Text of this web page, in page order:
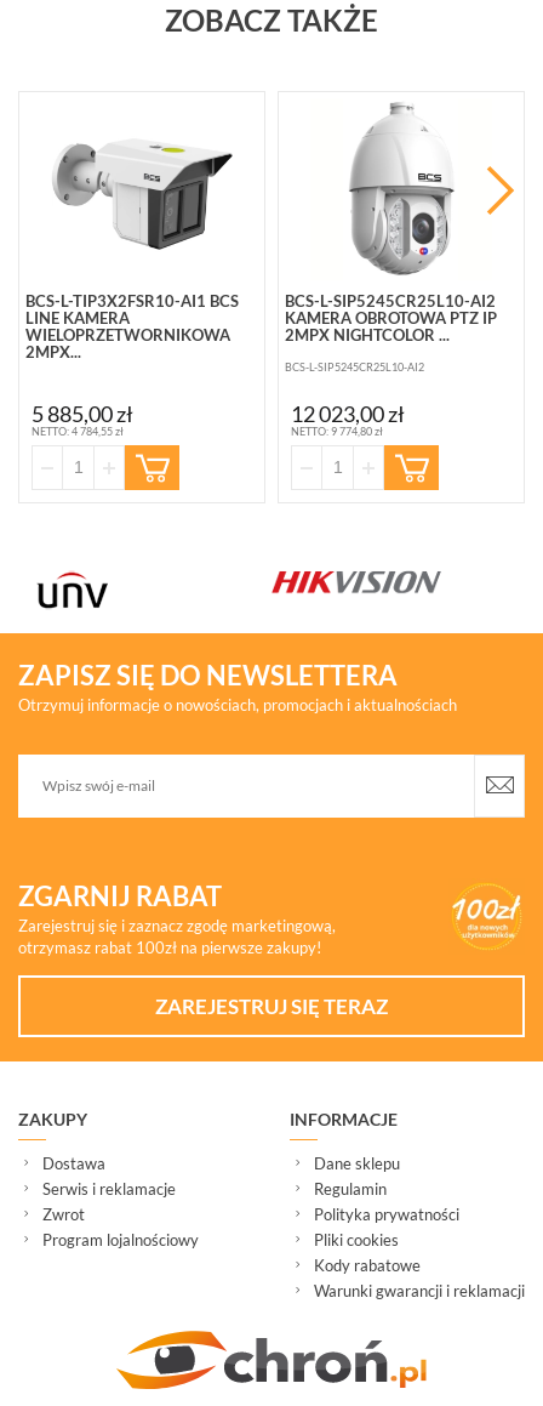
ZOBACZ TAKŻE
BCS-L-TIP3X2FSR10-AI1 BCS
LINE KAMERA
WIELOPRZETWORNIKOWA
2MPX...
5 885,00 zł
NETTO: 4 784,55 zł
BCS-L-SIP5245CR25L10-AI2
KAMERA OBROTOWA PTZ IP
2MPX NIGHTCOLOR ...
BCS-L-SIP5245CR25L10-AI2
12 023,00 zł
NETTO: 9 774,80 zł
ZAPISZ SIĘ DO NEWSLETTERA
Otrzymuj informacje o nowościach, promocjach i aktualnościach
ZGARNIJ RABAT
Zarejestruj się i zaznacz zgodę marketingową,
otrzymasz rabat 100zł na pierwsze zakupy!
ZAREJESTRUJ SIĘ TERAZ
ZAKUPY
Dostawa
Serwis i reklamacje
Zwrot
Program lojalnościowy
INFORMACJE
Dane sklepu
Regulamin
Polityka prywatności
Pliki cookies
Kody rabatowe
Warunki gwarancji i reklamacji